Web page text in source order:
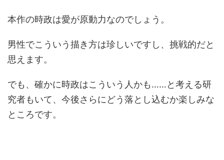
本作の時政は愛が原動力なのでしょう。
男性でこういう描き方は珍しいですし、挑戦的だと
思えます。
でも、確かに時政はこういう人かも……と考える研
究者もいて、今後さらにどう落とし込むか楽しみな
ところです。